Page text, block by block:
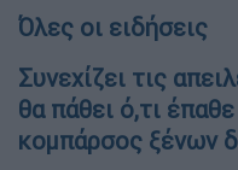
Όλες οι ειδήσεις
Συνεχίζει τις
θα πάθει ό,τι
κομπάρσος ξένων